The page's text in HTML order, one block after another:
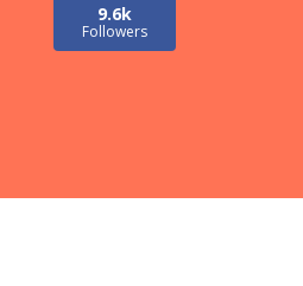
9.6k
Followers